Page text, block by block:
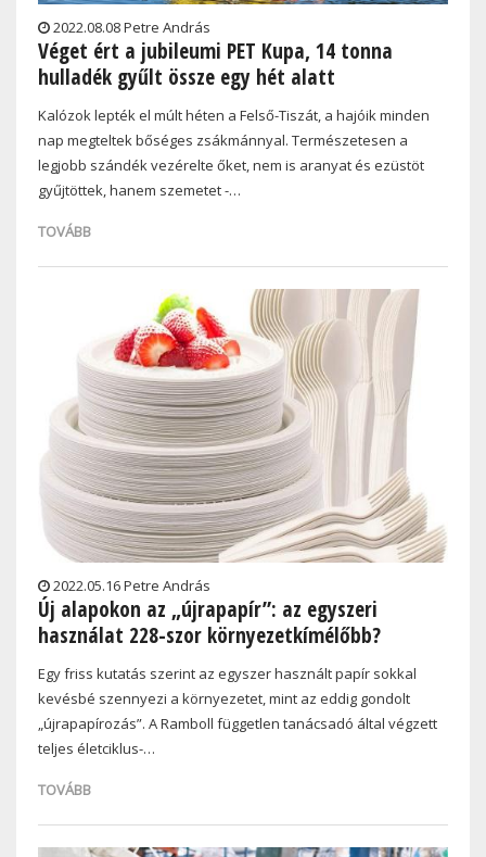
2022.08.08 Petre András
Véget ért a jubileumi PET Kupa, 14 tonna
hulladék gyűlt össze egy hét alatt
Kalózok lepték el múlt héten a Felső-Tiszát, a hajóik minden
nap megteltek bőséges zsákmánnyal. Természetesen a
legjobb szándék vezérelte őket, nem is aranyat és ezüstöt
gyűjtöttek, hanem szemetet -…
TOVÁBB
2022.05.16 Petre András
Új alapokon az „újrapapír”: az egyszeri
használat 228-szor környezetkímélőbb?
Egy friss kutatás szerint az egyszer használt papír sokkal
kevésbé szennyezi a környezetet, mint az eddig gondolt
„újrapapírozás”. A Ramboll független tanácsadó által végzett
teljes életciklus-…
TOVÁBB